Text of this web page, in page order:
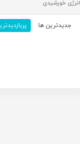
انرژی خورشیدی
جدیدترین ها